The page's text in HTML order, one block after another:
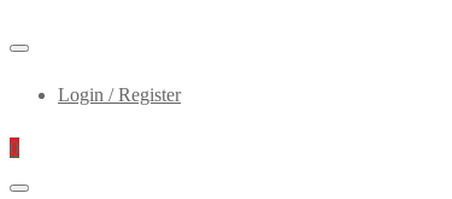
Login / Register
0